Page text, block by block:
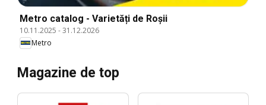
Metro catalog - Varietăți de Roșii
10.11.2025 -31.12.2026
Metro
Magazine de top